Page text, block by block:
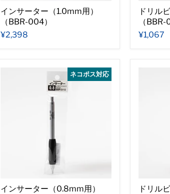
インサーター（1.0mm用）
（BBR-004）
¥2,398
ドリル
（BBR-
¥1,067
ネコポス対応
インサーター（0.8mm用）
ドリル